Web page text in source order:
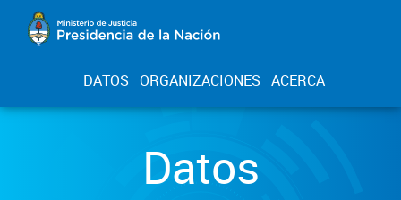
DATOS ORGANIZACIONES ACERCA
Datos